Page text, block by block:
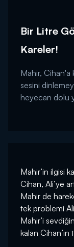
Bir Litre
Kareler!
Mahir, Cihan'a
sesini
heyecan dolu
Mahir’in ilgisi
Cihan, Ali’ye
Mahir de
tek problemi
Mahir’i
kalan